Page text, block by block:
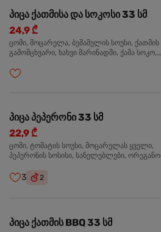
პიცა ქათმისა და სოკოსი 33 სმ
24,9 ₾
ცომი, მოცარელა, ბეშამელის სოუსი, ქათმის ფილე
გამომცხვარი, ხახვი მარინადში, ქამა სოკო,
პიცა პეპერონი 33 სმ
22,9 ₾
ცომი, ტომატის სოუსი, მოცარელას ყველი,
პეპერონის სოსისი, სანელებლები, ორეგანო
3 2
პიცა ქათმის BBQ 33 სმ